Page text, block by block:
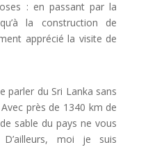
: en passant par la
la construction de
apprécié la visite de
parler du Sri Lanka sans
près de 1340 km de
sable du pays ne vous
moi je suis